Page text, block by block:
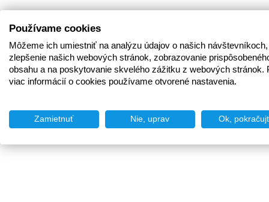
Používame cookies
Môžeme ich umiestniť na analýzu údajov o našich
zlepšenie našich webových stránok, zobrazovanie
obsahu a na poskytovanie skvelého zážitku z webových stránok.
viac informácií o cookies používame otvorené nastavenia.
Zamietnuť Nie, uprav Ok,